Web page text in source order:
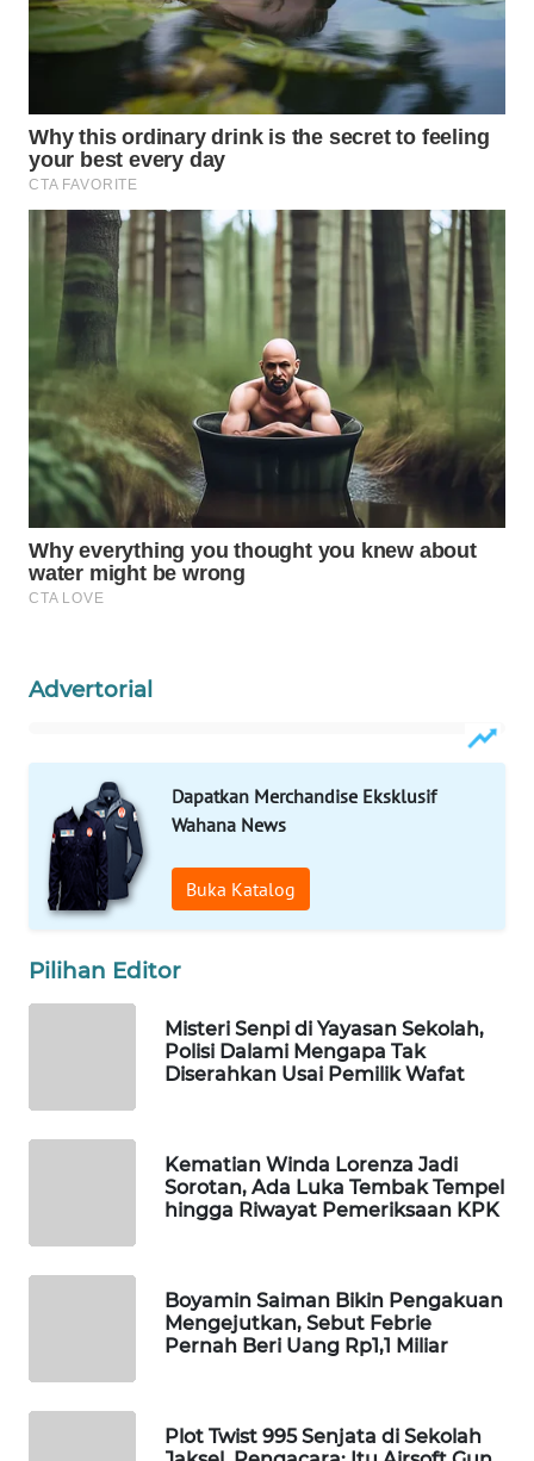
Advertorial
Dapatkan Merchandise Eksklusif
Wahana News
Buka Katalog
Pilihan Editor
Misteri Senpi di Yayasan Sekolah,
Polisi Dalami Mengapa Tak
Diserahkan Usai Pemilik Wafat
Kematian Winda Lorenza Jadi
Sorotan, Ada Luka Tembak Tempel
hingga Riwayat Pemeriksaan KPK
Boyamin Saiman Bikin Pengakuan
Mengejutkan, Sebut Febrie
Pernah Beri Uang Rp1,1 Miliar
Plot Twist 995 Senjata di Sekolah
NEWS
WAHANA
ADVOKAT
WAHANA
INFRASTRUKTUR
WAHANA
KONSUMEN
WAHANA
LISTRIK
WAHANA
TRAVEL
WAHANA
WAHANANEWS
WAHANANEWS
CO ID
WAHANANEWS
NET
WAHANA
SPORT
PERSONA